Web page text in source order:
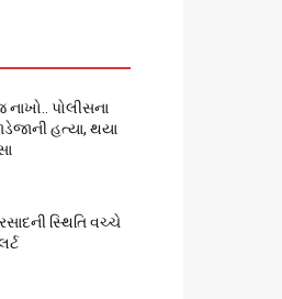
પોલીસના
હત્યા, થયા
સ્થિતિ વચ્ચે